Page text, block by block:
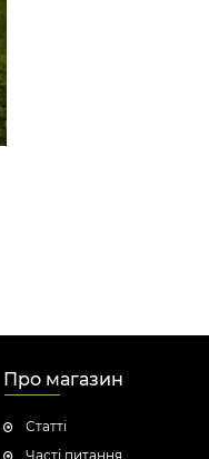
Про магазин
Статті
Часті питання